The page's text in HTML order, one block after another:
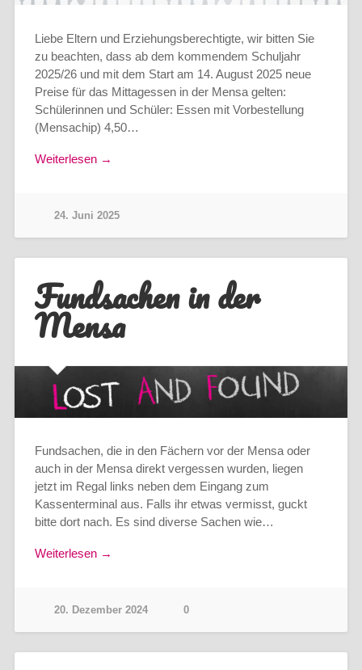
Liebe Eltern und Erziehungsberechtigte, wir bitten Sie
zu beachten, dass ab dem kommendem Schuljahr
2025/26 und mit dem Start am 14. August 2025 neue
Preise für das Mittagessen in der Mensa gelten:
Schülerinnen und Schüler: Essen mit Vorbestellung
(Mensachip) 4,50…
Weiterlesen →
24. Juni 2025
Fundsachen in der
Mensa
Fundsachen, die in den Fächern vor der Mensa oder
auch in der Mensa direkt vergessen wurden, liegen
jetzt im Regal links neben dem Eingang zum
Kassenterminal aus. Falls ihr etwas vermisst, guckt
bitte dort nach. Es sind diverse Sachen wie…
Weiterlesen →
20. Dezember 2024 0